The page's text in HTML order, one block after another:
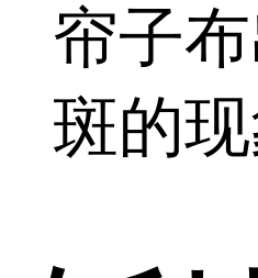
帘子
斑的现